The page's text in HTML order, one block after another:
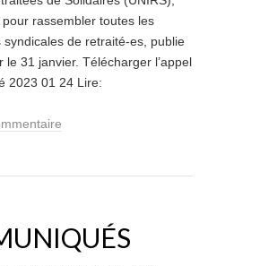
rassembler toutes les
syndicales de retraité-es, publie
le 31 janvier. Télécharger l’appel
2023 01 24 Lire: